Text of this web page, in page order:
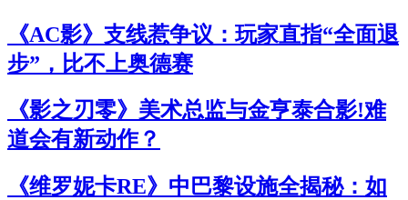
《AC影》支线惹争议：玩家直指“全面退
步”，比不上奥德赛
《影之刃零》美术总监与金亨泰合影!难
道会有新动作？
《维罗妮卡RE》中巴黎设施全揭秘：如